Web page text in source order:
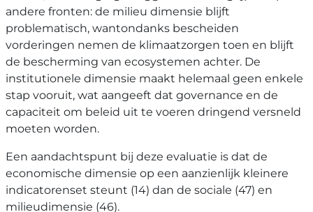
andere fronten: de milieu dimensie blijft
problematisch, wantondanks bescheiden
vorderingen nemen de klimaatzorgen toen en blijft
de bescherming van ecosystemen achter. De
institutionele dimensie maakt helemaal geen enkele
stap vooruit, wat aangeeft dat governance en de
capaciteit om beleid uit te voeren dringend versneld
moeten worden.
Een aandachtspunt bij deze evaluatie is dat de
economische dimensie op een aanzienlijk kleinere
indicatorenset steunt (14) dan de sociale (47) en
milieudimensie (46).